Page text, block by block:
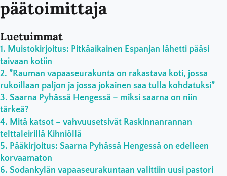
päätoimittaja
Luetuimmat
Muistokirjoitus: Pitkäaikainen Espanjan lähetti pääsi
taivaan kotiin
”Rauman vapaaseurakunta on rakastava koti, jossa
rukoillaan paljon ja jossa jokainen saa tulla kohdatuksi”
Saarna Pyhässä Hengessä – miksi saarna on niin
tärkeä?
Mitä katsot – vahvuusetsivät Raskinnanrannan
telttaleirillä Kihniöllä
Pääkirjoitus: Saarna Pyhässä Hengessä on edelleen
korvaamaton
Sodankylän vapaaseurakuntaan valittiin uusi pastori